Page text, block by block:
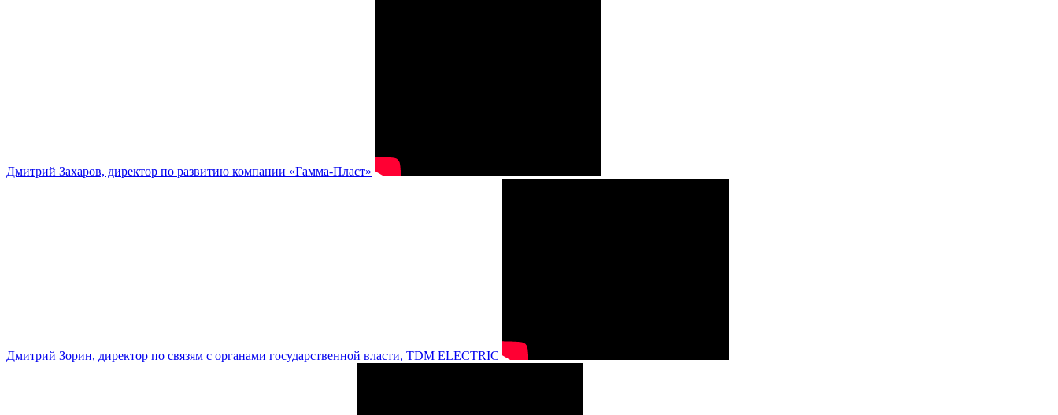
Дмитрий Захаров, директор по развитию компании «Гамма-Пласт»
Дмитрий Зорин, директор по связям с органами государственной власти, TDM ELECTRIC